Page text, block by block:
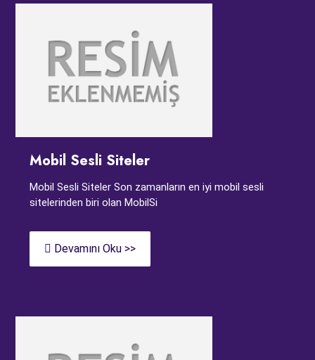
Mobil Sesli Siteler
Mobil Sesli Siteler Son zamanların en iyi mobil sesli
sitelerinden biri olan MobilSi
Devamını Oku >>